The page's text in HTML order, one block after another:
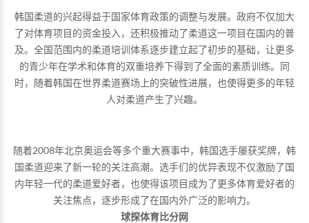
韩国柔道的兴起得益于国家体育政策的调整与发展。政府不仅加大
了对体育项目的资金投入，还积极推动了柔道这一项目在国内的普
及。全国范围内的柔道培训体系逐步建立起了初步的基础，让更多
的青少年在学术和体育的双重培养下得到了全面的素质训练。同
时，随着韩国在世界柔道赛场上的突破性进展，也使得更多的年轻
人对柔道产生了兴趣。
随着2008年北京奥运会等多个重大赛事中，韩国选手屡获奖牌，韩
国柔道迎来了新一轮的关注高潮。选手们的优异表现不仅激励了国
内年轻一代的柔道爱好者，也使得该项目成为了更多体育爱好者的
关注焦点，逐步形成了在国内外广泛的影响力。
球探体育比分网